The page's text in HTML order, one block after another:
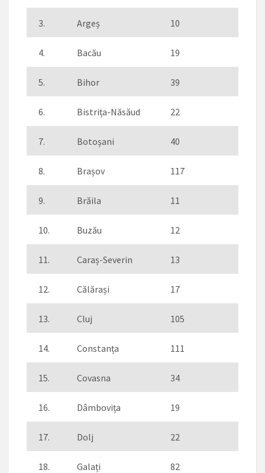
3. Argeș 10
4. Bacău 19
5. Bihor 39
6. Bistrița-Năsăud 22
7. Botoșani 40
8. Brașov 117
9. Brăila 11
10. Buzău 12
11. Caraș-Severin 13
12. Călărași 17
13. Cluj 105
14. Constanța 111
15. Covasna 34
16. Dâmbovița 19
17. Dolj 22
18. Galați 82